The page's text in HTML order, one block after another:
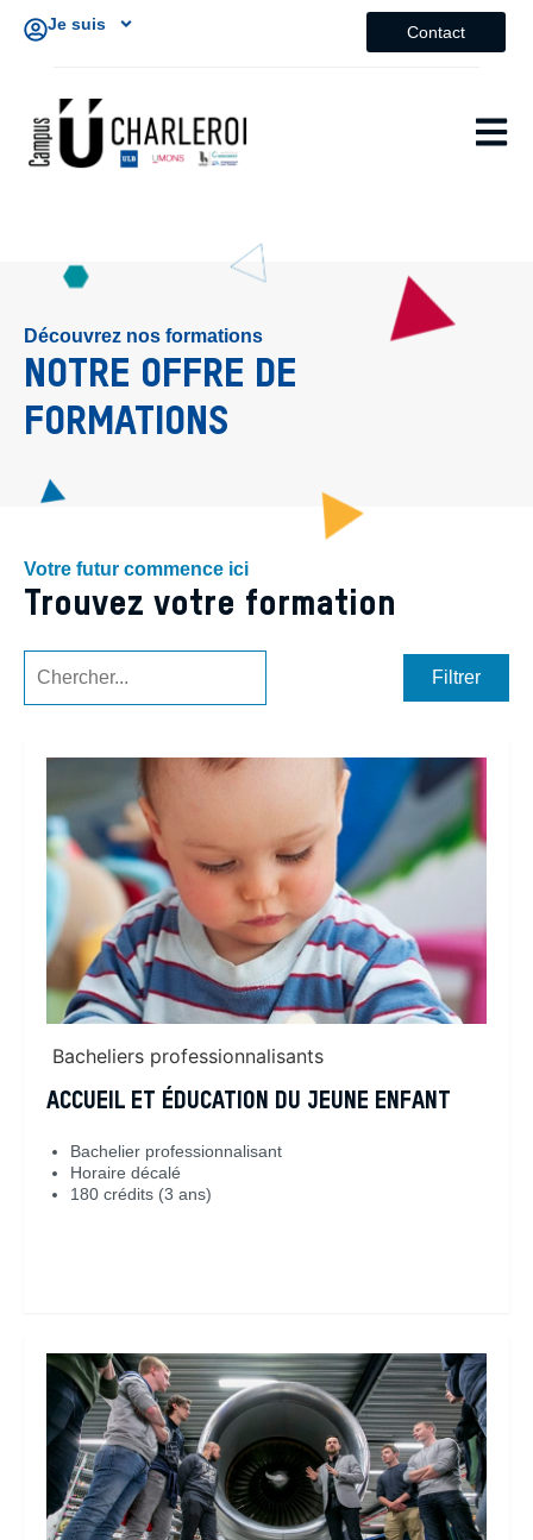
Je suis Contact
Découvrez nos formations
NOTRE OFFRE DE
FORMATIONS
Votre futur commence ici
Trouvez votre formation
Filtrer
Bacheliers professionnalisants
ACCUEIL ET ÉDUCATION DU JEUNE ENFANT
Bachelier professionnalisant
Horaire décalé
180 crédits (3 ans)